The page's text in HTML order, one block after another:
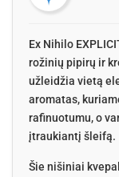
Ex Nihilo
rožinių pipirų ir
užleidžia vietą
aromatas,
rafinuotumu, o
įtraukiantį šleifą.
Šie nišiniai